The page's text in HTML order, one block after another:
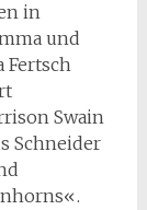
in
und
Fertsch
Swain
Schneider